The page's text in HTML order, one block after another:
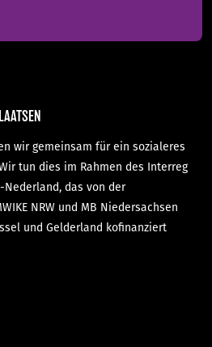
wir gemeinsam für ein sozialeres
tun dies im Rahmen des Interreg
Nederland, das von der
NRW und MB Niedersachsen
und Gelderland kofinanziert